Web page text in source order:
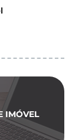
IMÓVEL